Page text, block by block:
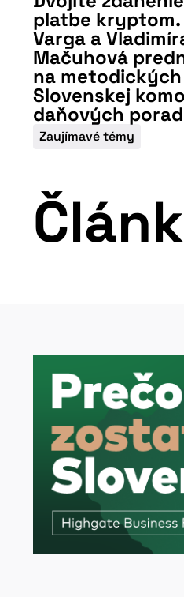
platbe kryptom.
Varga a
Mačuhová
na
Slovenskej
daňových
Zaujímavé témy